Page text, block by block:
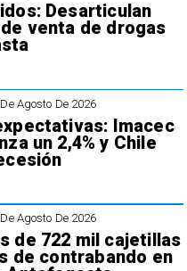
Desarticulan
venta de drogas
Agosto De 2026
Imacec
un 2,4% y Chile
Agosto De 2026
de 722 mil cajetillas
de contrabando en